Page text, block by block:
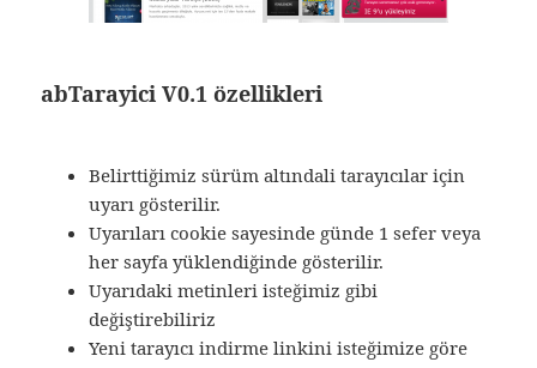
abTarayici V0.1 özellikleri
Belirttiğimiz sürüm altındali tarayıcılar için
uyarı gösterilir.
Uyarıları cookie sayesinde günde 1 sefer veya
her sayfa yüklendiğinde gösterilir.
Uyarıdaki metinleri isteğimiz gibi
değiştirebiliriz
Yeni tarayıcı indirme linkini isteğimize göre